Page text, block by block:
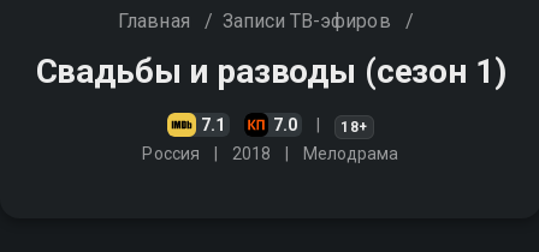
Главная / Записи ТВ-эфиров /
Свадьбы и разводы (сезон 1)
7.1 7.0 18+
Россия 2018 Мелодрама